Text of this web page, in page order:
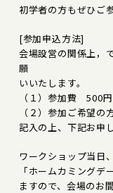
初学者の方もぜひご
[参加申込方法]
会場設営の関係上，
願
いいたします。
（１）参加費 500
（２）参加ご希望
記入の上、下記お申
ワークショップ当日
「ホームカミング
ますので、会場のお